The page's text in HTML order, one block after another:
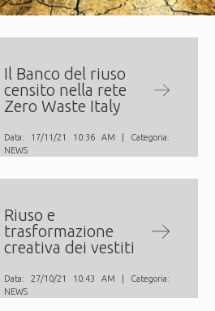
Il Banco del riuso
censito nella rete
Zero Waste Italy
Data: 17/11/21 10:36 AM | Categoria:
NEWS
Riuso e
trasformazione
creativa dei vestiti
Data: 27/10/21 10:43 AM | Categoria:
NEWS